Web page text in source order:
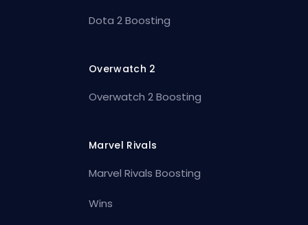
Dota 2 Boosting
Overwatch 2
Overwatch 2 Boosting
Marvel Rivals
Marvel Rivals Boosting
Wins